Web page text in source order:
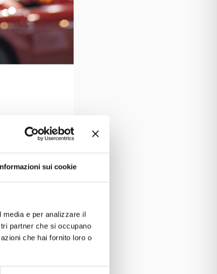
sui cookie
e per analizzare il
partner che si occupano
che hai fornito loro o